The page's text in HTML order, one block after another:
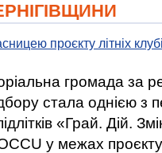
проєкту літніх
громада за
стала однією
«Грай. Дій.
у межах